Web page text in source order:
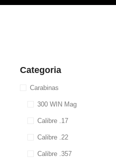
Categoria
Carabinas
300 WIN Mag
Calibre .17
Calibre .22
Calibre .357